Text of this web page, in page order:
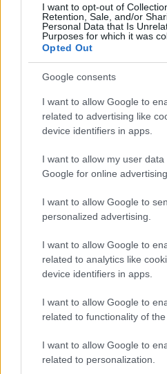
I want to opt-out of
Retention, Sale, and/or
Personal Data that Is
Purposes for which it was
Opted Out
Google consents
I want to allow Google to
related to advertising like
device identifiers in apps.
I want to allow my user
Google for online
I want to allow Google to
personalized advertising.
I want to allow Google to
related to analytics like
device identifiers in apps.
I want to allow Google to
related to functionality of
I want to allow Google to
related to personalization.
Izklop elektrike: 426.
Nadzorništvo Vuzenica -
Območje Sv. Anton na Pohorju
Izklop elektrike: 424.
Nadzorništvo Vuzenica -
Območje Orlice
Obvestila
Anton na Pohorju
pred 3 urami
Izklop elektrike: 425.
pred 3 urami
pred 3 urami
Izklop elektrike: 429.